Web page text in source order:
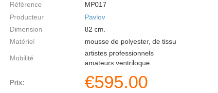
Référence
MP017
Producteur
Pavlov
Dimension
82 cm.
Matériel
mousse de polyester, de tissu
Mobilité
artistes professionnels
amateurs ventriloque
Prix: €595.00